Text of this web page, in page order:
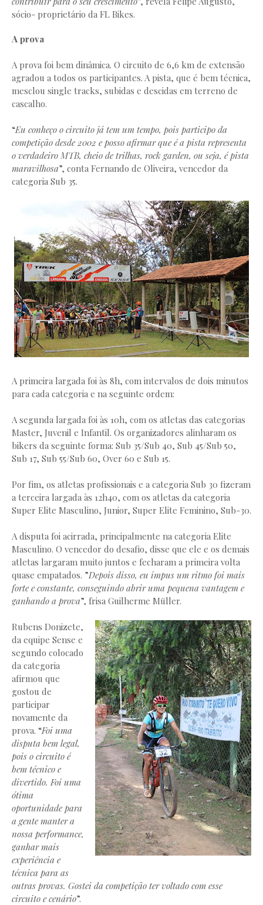
sócio- proprietário da FL Bikes.
A prova
A prova foi bem dinâmica. O circuito de 6,6 km de extensão
agradou a todos os participantes. A pista, que é bem técnica,
mesclou single tracks, subidas e descidas em terreno de
cascalho.
“Eu conheço o circuito já tem um tempo, pois participo da
competição desde 2002 e posso afirmar que é a pista representa
o verdadeiro MTB, cheio de trilhas, rock garden, ou seja, é pista
maravilhosa”, conta Fernando de Oliveira, vencedor da
categoria Sub 35.
A primeira largada foi às 8h, com intervalos de dois minutos
para cada categoria e na seguinte ordem:
A segunda largada foi às 10h, com os atletas das categorias
Master, Juvenil e Infantil. Os organizadores alinharam os
bikers da seguinte forma: Sub 35/Sub 40, Sub 45/Sub 50,
Sub 17, Sub 55/Sub 60, Over 60 e Sub 15.
Por fim, os atletas profissionais e a categoria Sub 30 fizeram
a terceira largada às 12h40, com os atletas da categoria
Super Elite Masculino, Junior, Super Elite Feminino, Sub-30.
A disputa foi acirrada, principalmente na categoria Elite
Masculino. O vencedor do desafio, disse que ele e os demais
atletas largaram muito juntos e fecharam a primeira volta
quase empatados. ”Depois disso, eu impus um ritmo foi mais
forte e constante, conseguindo abrir uma pequena vantagem e
ganhando a prova”, frisa Guilherme Müller.
Rubens Donizete,
da equipe Sense e
segundo colocado
da categoria
afirmou que
gostou de
participar
novamente da
prova. “Foi uma
disputa bem legal,
pois o circuito é
bem técnico e
divertido. Foi uma
ótima
oportunidade para
a gente manter a
nossa performance,
ganhar mais
experiência e
técnica para as
outras provas. Gostei da competição ter voltado com esse
circuito e cenário”.